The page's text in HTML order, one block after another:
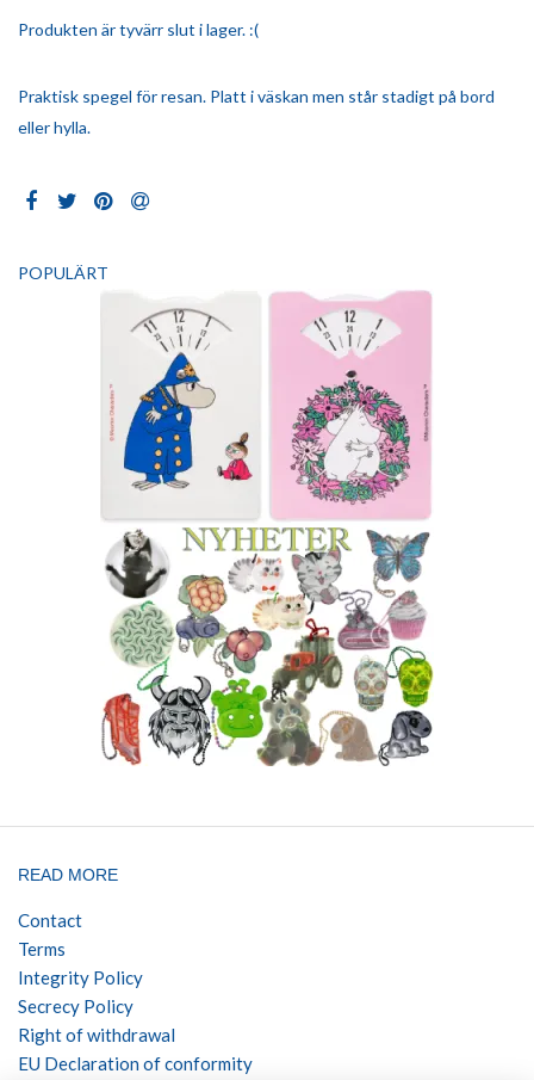
Produkten är tyvärr slut i lager. :(
Praktisk spegel för resan. Platt i väskan men står stadigt på bord
eller hylla.
POPULÄRT
READ MORE
Contact
Terms
Integrity Policy
Secrecy Policy
Right of withdrawal
EU Declaration of conformity